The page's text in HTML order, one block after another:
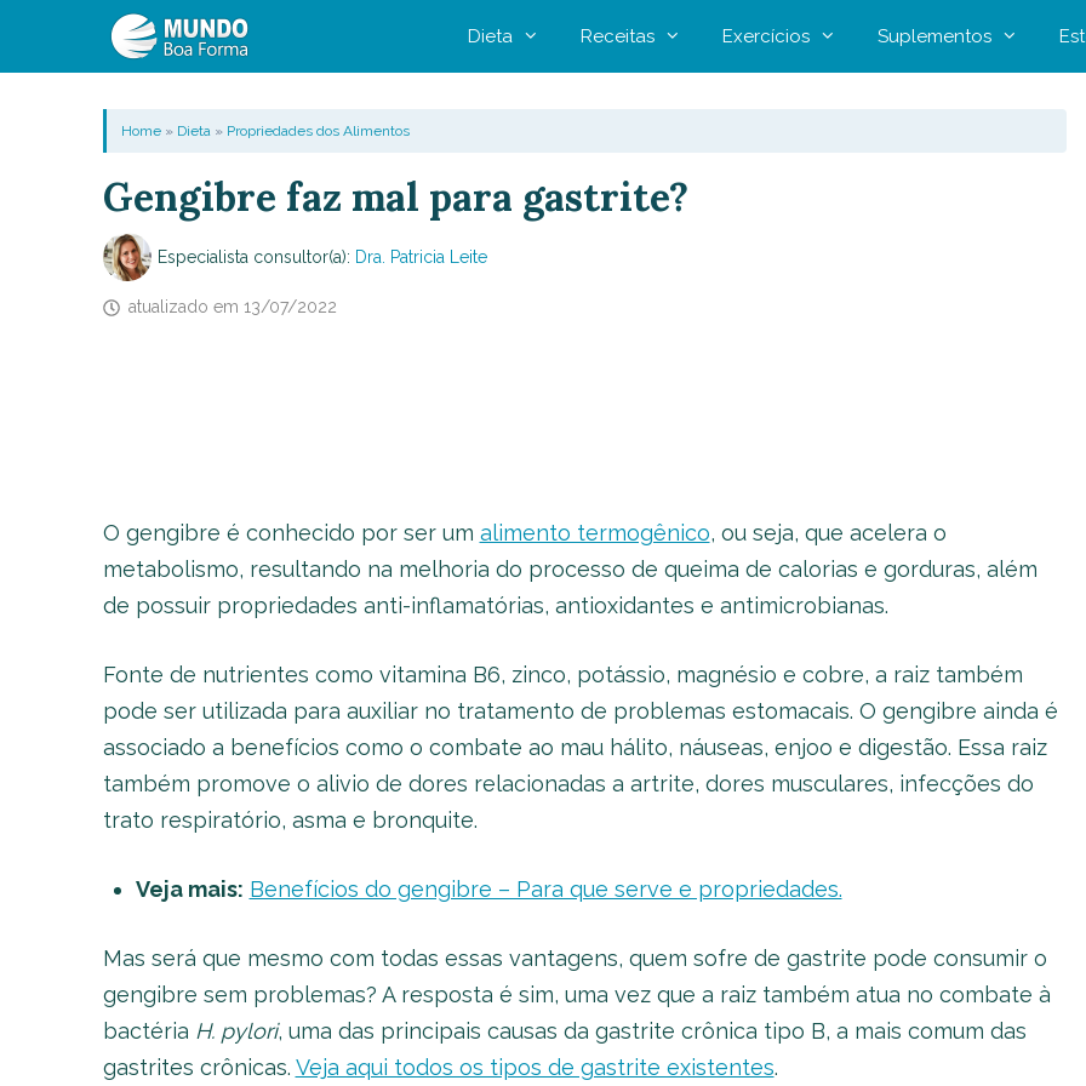
Dieta Receitas Exercícios Suplementos
Home» Dieta» Propriedades dos Alimentos
Gengibre faz mal para gastrite?
Especialista consultor(a): Dra. Patricia Leite
atualizado em 13/07/2022
O gengibre é conhecido por ser um alimento termogênico, ou seja, que acelera o
metabolismo, resultando na melhoria do processo de queima de calorias e gorduras, além
de possuir propriedades anti-inflamatórias, antioxidantes e antimicrobianas.
Fonte de nutrientes como vitamina B6, zinco, potássio, magnésio e cobre, a raiz também
pode ser utilizada para auxiliar no tratamento de problemas estomacais. O gengibre ainda é
associado a benefícios como o combate ao mau hálito, náuseas, enjoo e digestão. Essa raiz
também promove o alivio de dores relacionadas a artrite, dores musculares, infecções do
trato respiratório, asma e bronquite.
Veja mais: Benefícios do gengibre – Para que serve e propriedades.
Mas será que mesmo com todas essas vantagens, quem sofre de gastrite pode consumir o
gengibre sem problemas? A resposta é sim, uma vez que a raiz também atua no combate à
bactéria H. pylori, uma das principais causas da gastrite crônica tipo B, a mais comum das
gastrites crônicas. Veja aqui todos os tipos de gastrite existentes.